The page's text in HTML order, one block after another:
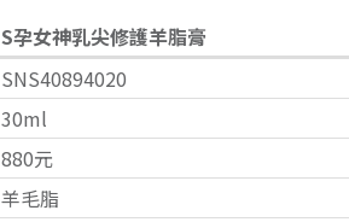
S孕女神乳尖修護羊脂膏
SNS40894020
30ml
880元
羊毛脂